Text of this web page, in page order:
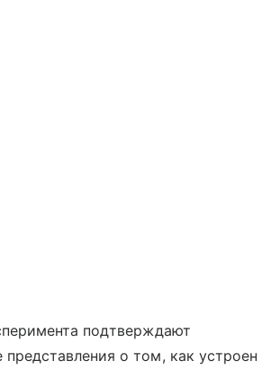
подтверждают
о том, как устроен